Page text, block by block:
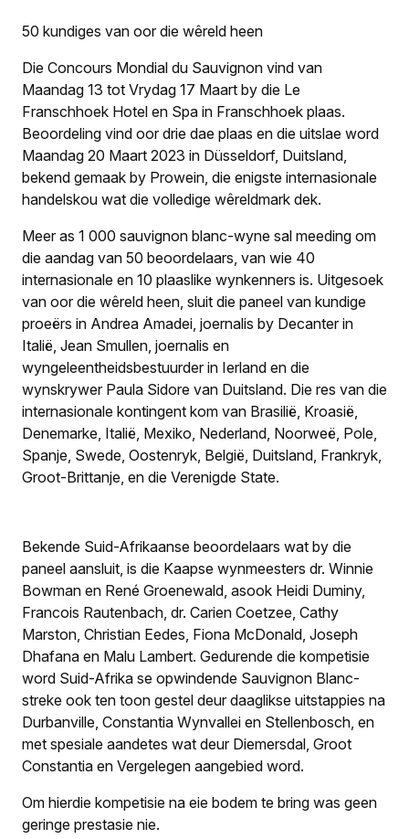
50 kundiges van oor die wêreld heen
Die Concours Mondial du Sauvignon vind van
Maandag 13 tot Vrydag 17 Maart by die Le
Franschhoek Hotel en Spa in Franschhoek plaas.
Beoordeling vind oor drie dae plaas en die uitslae word
Maandag 20 Maart 2023 in Düsseldorf, Duitsland,
bekend gemaak by Prowein, die enigste internasionale
handelskou wat die volledige wêreldmark dek.
Meer as 1 000 sauvignon blanc-wyne sal meeding om
die aandag van 50 beoordelaars, van wie 40
internasionale en 10 plaaslike wynkenners is. Uitgesoek
van oor die wêreld heen, sluit die paneel van kundige
proeërs in Andrea Amadei, joernalis by Decanter in
Italië, Jean Smullen, joernalis en
wyngeleentheidsbestuurder in Ierland en die
wynskrywer Paula Sidore van Duitsland. Die res van die
internasionale kontingent kom van Brasilië, Kroasië,
Denemarke, Italië, Mexiko, Nederland, Noorweë, Pole,
Spanje, Swede, Oostenryk, België, Duitsland, Frankryk,
Groot-Brittanje, en die Verenigde State.
Bekende Suid-Afrikaanse beoordelaars wat by die
paneel aansluit, is die Kaapse wynmeesters dr. Winnie
Bowman en René Groenewald, asook Heidi Duminy,
Francois Rautenbach, dr. Carien Coetzee, Cathy
Marston, Christian Eedes, Fiona McDonald, Joseph
Dhafana en Malu Lambert. Gedurende die kompetisie
word Suid-Afrika se opwindende Sauvignon Blanc-
streke ook ten toon gestel deur daaglikse uitstappies na
Durbanville, Constantia Wynvallei en Stellenbosch, en
met spesiale aandetes wat deur Diemersdal, Groot
Constantia en Vergelegen aangebied word.
Om hierdie kompetisie na eie bodem te bring was geen
geringe prestasie nie.